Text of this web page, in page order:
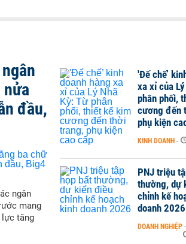
nửa
đầu,
ngân
mang
lực tăng
'Đế chế’
xa xỉ của
phân phối,
cương đến
phụ kiện
KINH DOANH -
PNJ triệu
thường, dự
chỉnh kế
doanh 2026
DOANH NGHIỆP -